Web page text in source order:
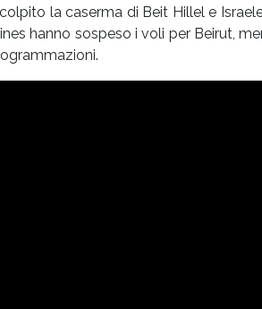
la caserma di Beit Hillel e
hanno sospeso i voli per Beirut,